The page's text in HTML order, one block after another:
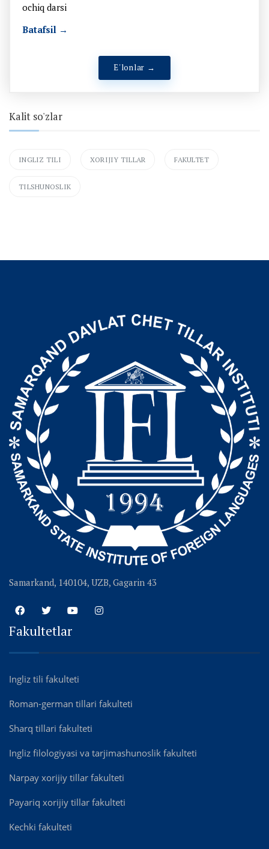
ochiq darsi
Batafsil →
E'lonlar →
Kalit so'zlar
INGLIZ TILI XORIJIY TILLAR FAKULTET
TILSHUNOSLIK
Samarkand, 140104, UZB, Gagarin 43
Fakultetlar
Ingliz tili fakulteti
Roman-german tillari fakulteti
Sharq tillari fakulteti
Ingliz filologiyasi va tarjimashunoslik fakulteti
Narpay xorijiy tillar fakulteti
Payariq xorijiy tillar fakulteti
Kechki fakulteti